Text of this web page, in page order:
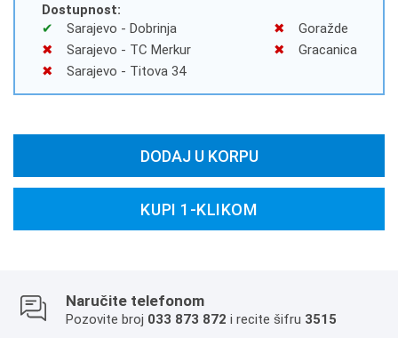
Dostupnost:
Sarajevo - Dobrinja
Sarajevo - TC Merkur
Sarajevo - Titova 34
Goražde
Gracanica
DODAJ U KORPU
KUPI 1-KLIKOM
Naručite telefonom
Pozovite broj 033 873 872 i recite šifru 3515